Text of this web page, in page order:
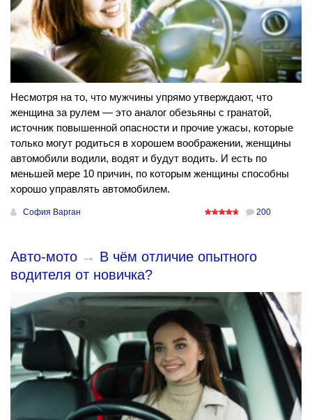
Несмотря на то, что мужчины упрямо утверждают, что
женщина за рулем — это аналог обезьяны с гранатой,
источник повышенной опасности и прочие ужасы, которые
только могут родиться в хорошем воображении, женщины
автомобили водили, водят и будут водить. И есть по
меньшей мере 10 причин, по которым женщины способны
хорошо управлять автомобилем.
София Варган 200
Авто-мото → В чём отличие опытного
водителя от новичка?